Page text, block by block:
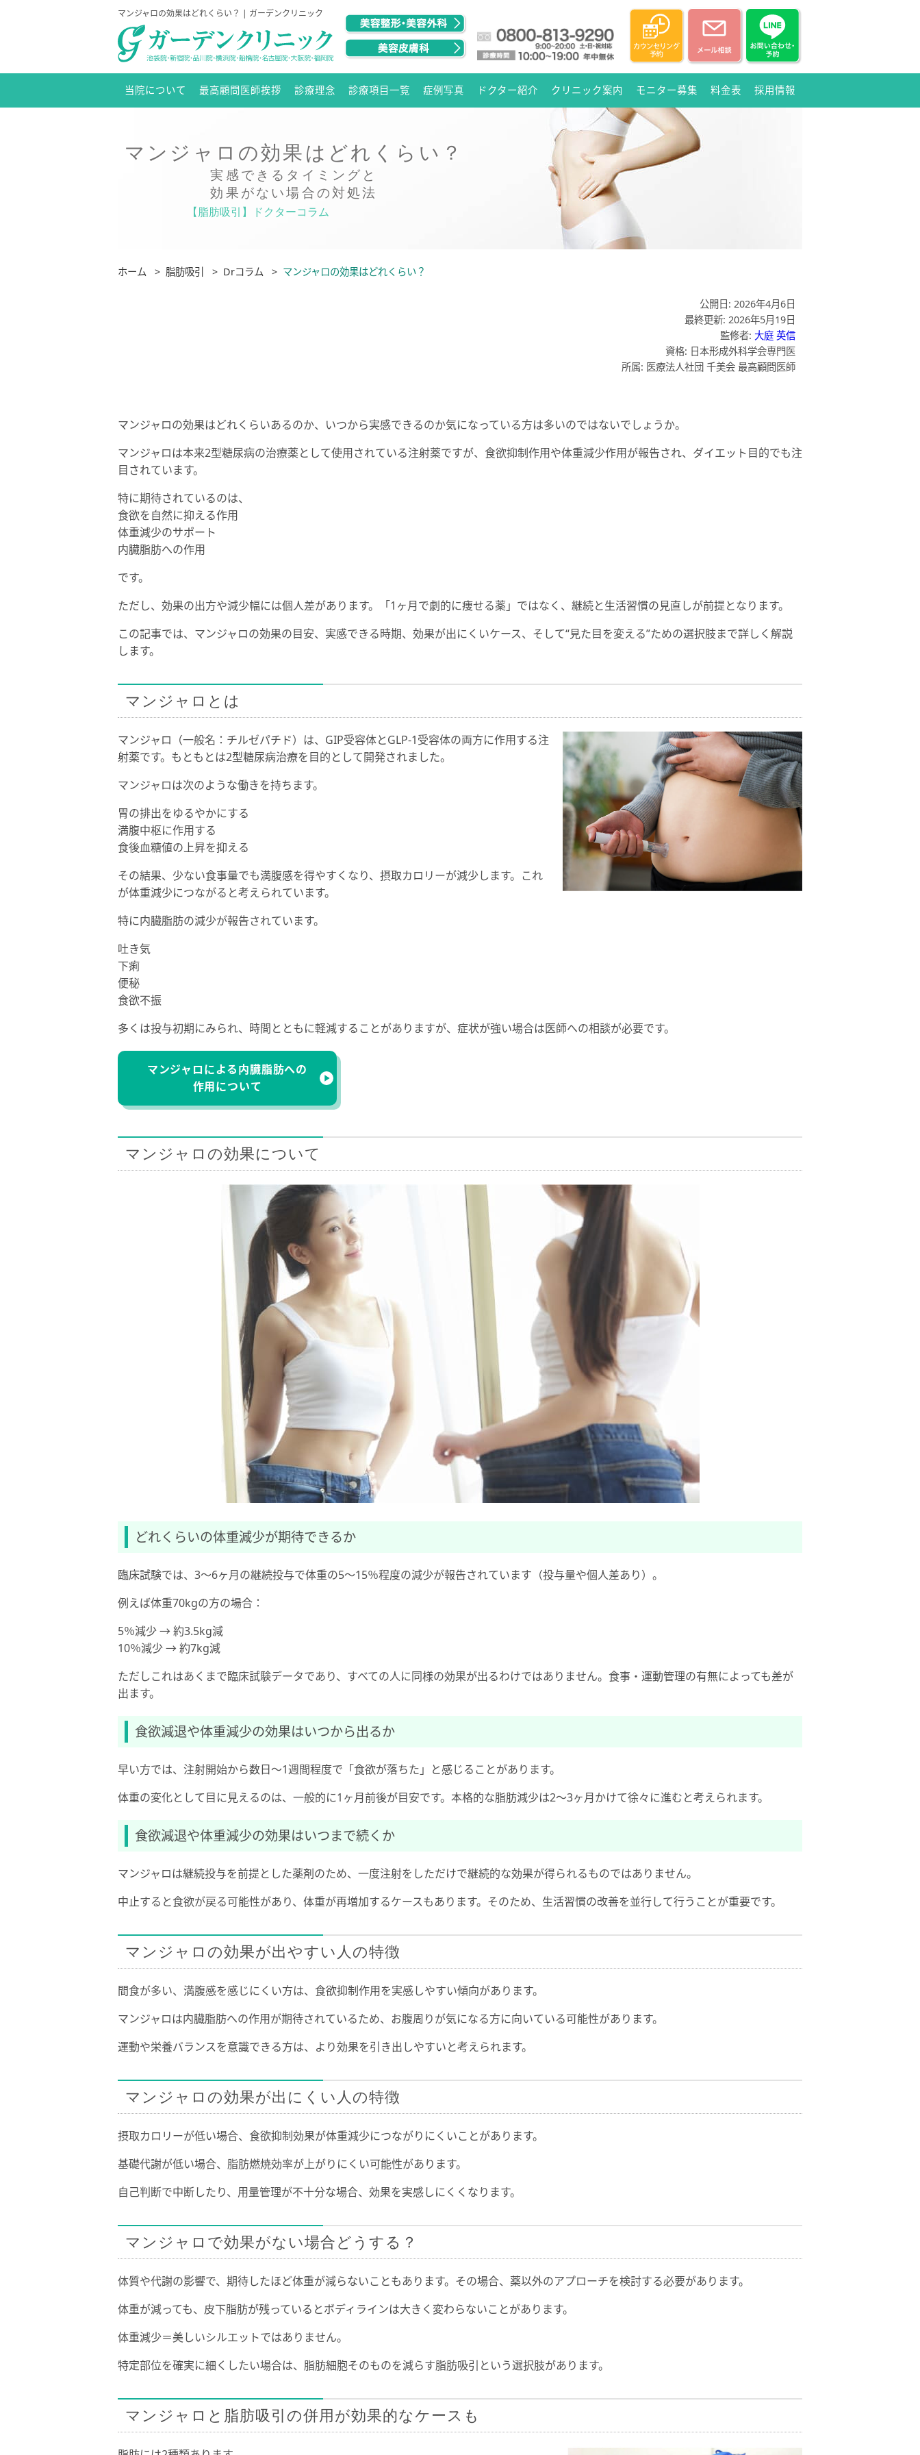
マンジャロの効果はどれくらい？ | ガーデンクリニック
当院について 最高顧問医師挨拶 診療理念 診療項目一覧 症例写真 ドクター紹介 クリニック案内 モニター募集 料金表 採用情報
【脂肪吸引】ドクターコラム
マンジャロの効果はどれくらい？
実感できるタイミングと
効果がない場合の対処法
ホーム > 脂肪吸引 > Drコラム > マンジャロの効果はどれくらい？
公開日: 2026年4月6日
最終更新: 2026年5月19日
監修者: 大庭 英信
資格: 日本形成外科学会専門医
所属: 医療法人社団 千美会 最高顧問医師
マンジャロの効果はどれくらいあるのか、いつから実感できるのか気になっている方は多いのではないでしょうか。
マンジャロは本来2型糖尿病の治療薬として使用されている注射薬ですが、食欲抑制作用や体重減少作用が報告され、ダイエット目的でも注
目されています。
特に期待されているのは、
食欲を自然に抑える作用
体重減少のサポート
内臓脂肪への作用
です。
ただし、効果の出方や減少幅には個人差があります。「1ヶ月で劇的に痩せる薬」ではなく、継続と生活習慣の見直しが前提となります。
この記事では、マンジャロの効果の目安、実感できる時期、効果が出にくいケース、そして“見た目を変える”ための選択肢まで詳しく解説
します。
マンジャロとは
マンジャロ（一般名：チルゼパチド）は、GIP受容体とGLP-1受容体の両方に作用する注
射薬です。もともとは2型糖尿病治療を目的として開発されました。
マンジャロは次のような働きを持ちます。
胃の排出をゆるやかにする
満腹中枢に作用する
食後血糖値の上昇を抑える
その結果、少ない食事量でも満腹感を得やすくなり、摂取カロリーが減少します。これ
が体重減少につながると考えられています。
特に内臓脂肪の減少が報告されています。
吐き気
下痢
便秘
食欲不振
多くは投与初期にみられ、時間とともに軽減することがありますが、症状が強い場合は医師への相談が必要です。
マンジャロによる内臓脂肪への
作用について
マンジャロの効果について
どれくらいの体重減少が期待できるか
臨床試験では、3〜6ヶ月の継続投与で体重の5〜15％程度の減少が報告されています（投与量や個人差あり）。
例えば体重70kgの方の場合：
5％減少 → 約3.5kg減
10％減少 → 約7kg減
ただしこれはあくまで臨床試験データであり、すべての人に同様の効果が出るわけではありません。食事・運動管理の有無によっても差が
出ます。
食欲減退や体重減少の効果はいつから出るか
早い方では、注射開始から数日〜1週間程度で「食欲が落ちた」と感じることがあります。
体重の変化として目に見えるのは、一般的に1ヶ月前後が目安です。本格的な脂肪減少は2〜3ヶ月かけて徐々に進むと考えられます。
食欲減退や体重減少の効果はいつまで続くか
マンジャロは継続投与を前提とした薬剤のため、一度注射をしただけで継続的な効果が得られるものではありません。
中止すると食欲が戻る可能性があり、体重が再増加するケースもあります。そのため、生活習慣の改善を並行して行うことが重要です。
マンジャロの効果が出やすい人の特徴
間食が多い、満腹感を感じにくい方は、食欲抑制作用を実感しやすい傾向があります。
マンジャロは内臓脂肪への作用が期待されているため、お腹周りが気になる方に向いている可能性があります。
運動や栄養バランスを意識できる方は、より効果を引き出しやすいと考えられます。
マンジャロの効果が出にくい人の特徴
摂取カロリーが低い場合、食欲抑制効果が体重減少につながりにくいことがあります。
基礎代謝が低い場合、脂肪燃焼効率が上がりにくい可能性があります。
自己判断で中断したり、用量管理が不十分な場合、効果を実感しにくくなります。
マンジャロで効果がない場合どうする？
体質や代謝の影響で、期待したほど体重が減らないこともあります。その場合、薬以外のアプローチを検討する必要があります。
体重が減っても、皮下脂肪が残っているとボディラインは大きく変わらないことがあります。
体重減少＝美しいシルエットではありません。
特定部位を確実に細くしたい場合は、脂肪細胞そのものを減らす脂肪吸引という選択肢があります。
マンジャロと脂肪吸引の併用が効果的なケースも